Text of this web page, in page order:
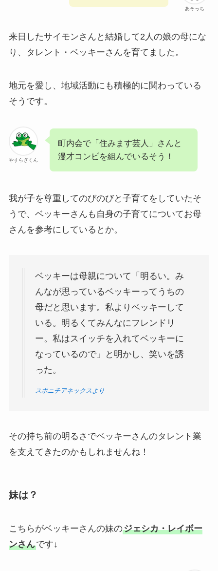
あそっち
来日したサイモンさんと結婚して2人の娘の母にな
り、タレント・ベッキーさんを育てました。
地元を愛し、地域活動にも積極的に関わっている
そうです。
やすらぎくん
町内会で「住みます芸人」さんと
漫才コンビを組んでいるそう！
我が子を尊重してのびのびと子育てをしていたそ
うで、ベッキーさんも自身の子育てについてお母
さんを参考にしているとか。
ベッキーは母親について「明るい。み
んなが思っているベッキーってうちの
母だと思います。私よりベッキーして
いる。明るくてみんなにフレンドリ
ー。私はスイッチを入れてベッキーに
なっているので」と明かし、笑いを誘
った。
スポニチアネックスより
その持ち前の明るさでベッキーさんのタレント業
を支えてきたのかもしれませんね！
妹は？
こちらがベッキーさんの妹のジェシカ・レイボー
ンさんです↓